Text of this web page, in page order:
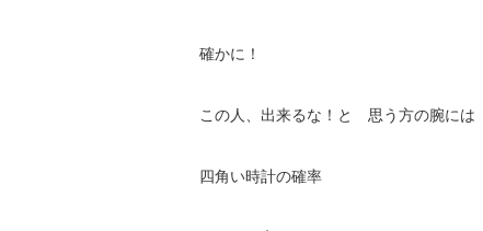
確かに！
この人、出来るな！と 思う方の腕には
四角い時計の確率